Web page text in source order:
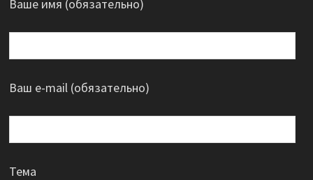
Ваше имя (обязательно)
Ваш e-mail (обязательно)
Тема